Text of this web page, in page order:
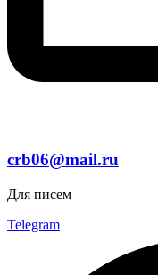
crb06@mail.ru
Для писем
Telegram